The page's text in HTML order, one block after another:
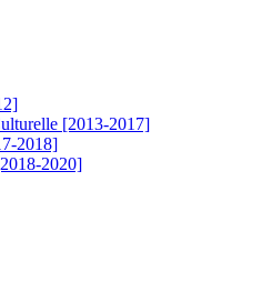
[2013-2017]
2018]
2020]